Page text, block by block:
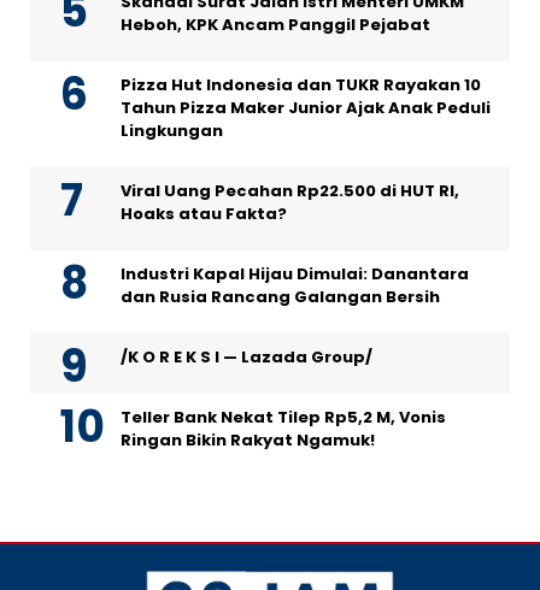
Heboh, KPK Ancam Panggil Pejabat
Pizza Hut Indonesia dan TUKR Rayakan 10
Tahun Pizza Maker Junior Ajak Anak Peduli
Lingkungan
Viral Uang Pecahan Rp22.500 di HUT RI,
Hoaks atau Fakta?
Industri Kapal Hijau Dimulai: Danantara
dan Rusia Rancang Galangan Bersih
/K O R E K S I — Lazada Group/
Teller Bank Nekat Tilep Rp5,2 M, Vonis
Ringan Bikin Rakyat Ngamuk!